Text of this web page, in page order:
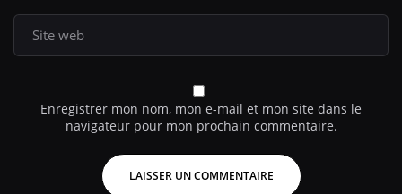
Enregistrer mon nom, mon e-mail et mon site dans le
navigateur pour mon prochain commentaire.